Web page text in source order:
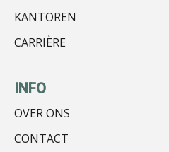
KANTOREN
CARRIÈRE
INFO
OVER ONS
CONTACT